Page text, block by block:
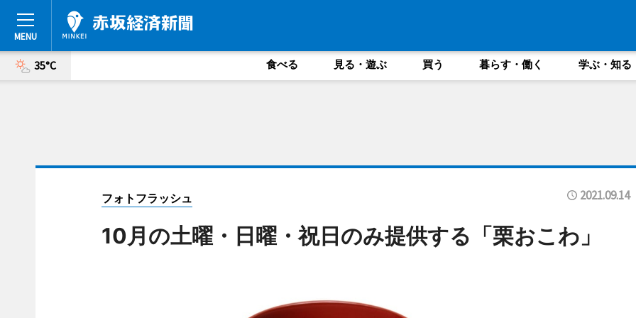
35°C 食べる 見る・遊ぶ 買う 暮らす・働く 学ぶ・知る
フォトフラッシュ 2021.09.14
10月の土曜・日曜・祝日のみ提供する「栗おこわ」